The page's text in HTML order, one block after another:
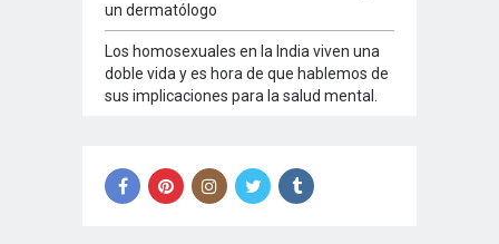
un dermatólogo
Los homosexuales en la India viven una
doble vida y es hora de que hablemos de
sus implicaciones para la salud mental.